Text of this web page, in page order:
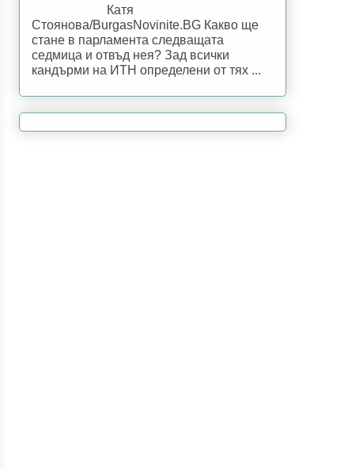
Катя
Стоянова/BurgasNovinite.BG Какво ще
стане в парламента следващата
седмица и отвъд нея? Зад всички
кандърми на ИТН определени от тях ...